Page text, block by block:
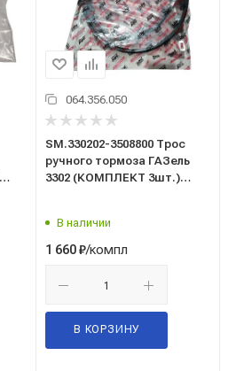
064.356.050
SM.330202-3508800 Трос
ручного тормоза ГАЗель
3302 (КОМПЛЕКТ 3шт.)
В наличии
1 660₽/компл
В КОРЗИНУ